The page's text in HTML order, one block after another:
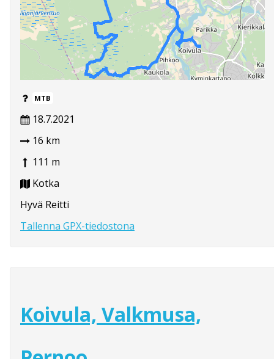
MTB
18.7.2021
16 km
111 m
Kotka
Hyvä Reitti
Tallenna GPX-tiedostona
Koivula, Valkmusa,